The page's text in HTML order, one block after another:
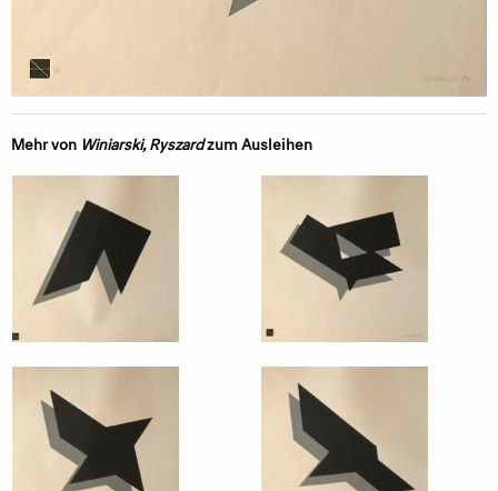
Mehr von Winiarski, Ryszardzum Ausleihen